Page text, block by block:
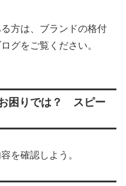
方は、ブランドの格付
グをご覧ください。
お困りでは？ スピー
を確認しよう。